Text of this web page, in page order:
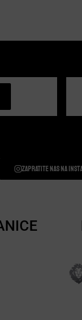
Zapratite nas na